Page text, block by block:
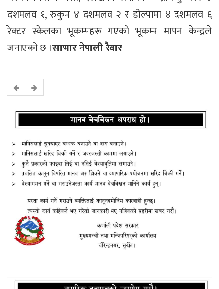
दशमलव १, रुकुम ४ दशमलव २ र डोल्पामा ४ दशमलव ६
रेक्टर स्केलका भूकम्पहरू गएको भूकम्प मापन केन्द्रले
जनाएको छ ।साभार नेपाली रैवार